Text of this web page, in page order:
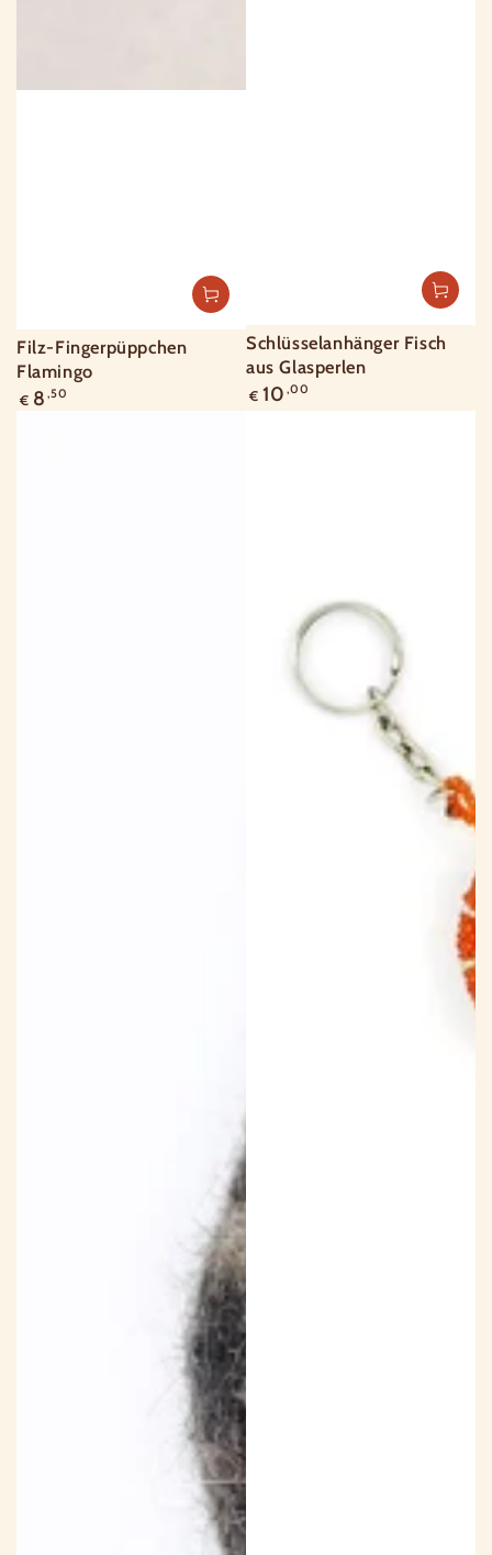
Filz-Fingerpüppchen
Flamingo
Regulärer
Preis
€ 8 ,50
Schlüsselanhänger Fisch
aus Glasperlen
Regulärer
Preis
€ 10 ,00